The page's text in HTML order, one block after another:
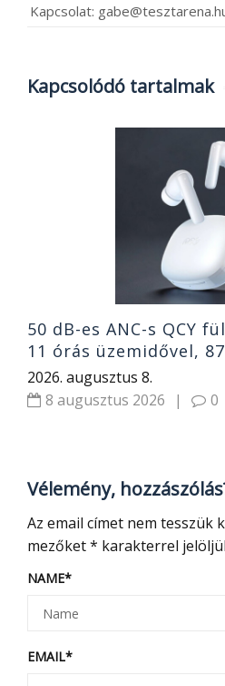
Kapcsolat:
Kapcsolódó tartalmak
50 dB-es ANC-s QCY
11 órás üzemidővel,
2026. augusztus 8.
8 augusztus 2026
| 0
Vélemény,
Az email címet nem tesszük
mezőket* karakterrel
NAME*
EMAIL*